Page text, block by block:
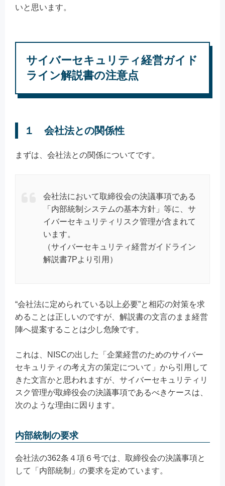
いと思います。
サイバーセキュリティ経営ガイド
ライン解説書の注意点
１ 会社法との関係性
まずは、会社法との関係についてです。
会社法において取締役会の決議事項である
「内部統制システムの基本方針」等に、サ
イバーセキュリティリスク管理が含まれて
います。
（サイバーセキュリティ経営ガイドライン
解説書7Pより引用）
“会社法に定められている以上必要”と相応の対策を求
めることは正しいのですが、解説書の文言のまま経営
陣へ提案することは少し危険です。
これは、NISCの出した「企業経営のためのサイバー
セキュリティの考え方の策定について」から引用して
きた文言かと思われますが、サイバーセキュリティリ
スク管理が取締役会の決議事項であるべきケースは、
次のような理由に因ります。
内部統制の要求
会社法の362条４項６号では、取締役会の決議事項と
して「内部統制」の要求を定めています。